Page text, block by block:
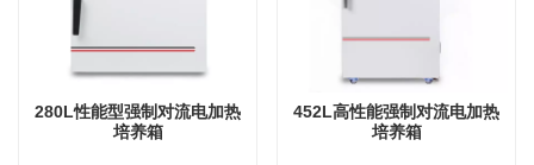
280L性能型强制对流电加热
培养箱
452L高性能强制对流电加热
培养箱